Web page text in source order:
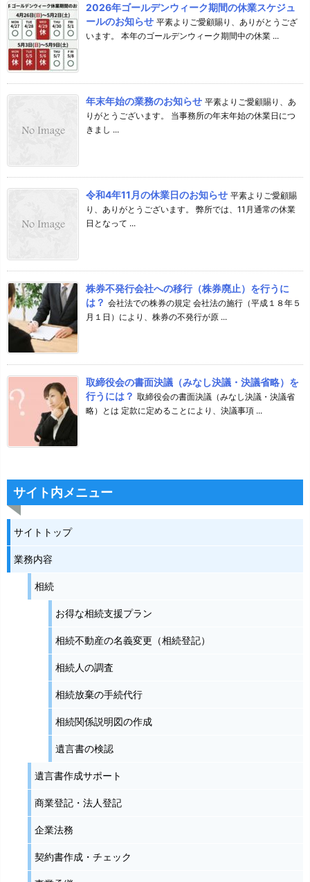
2026年ゴールデンウィーク期間の休業スケジュ
ールのお知らせ 平素よりご愛顧賜り、ありがとうござ
います。 本年のゴールデンウィーク期間中の休業 ...
年末年始の業務のお知らせ 平素よりご愛顧賜り、あ
りがとうございます。 当事務所の年末年始の休業日につ
きまし ...
令和4年11月の休業日のお知らせ 平素よりご愛顧賜
り、ありがとうございます。 弊所では、11月通常の休業
日となって ...
株券不発行会社への移行（株券廃止）を行うに
は？ 会社法での株券の規定 会社法の施行（平成１８年５
月１日）により、株券の不発行が原 ...
取締役会の書面決議（みなし決議・決議省略）を
行うには？ 取締役会の書面決議（みなし決議・決議省
略）とは 定款に定めることにより、決議事項 ...
サイト内メニュー
サイトトップ
業務内容
相続
お得な相続支援プラン
相続不動産の名義変更（相続登記）
相続人の調査
相続放棄の手続代行
相続関係説明図の作成
遺言書の検認
遺言書作成サポート
商業登記・法人登記
企業法務
契約書作成・チェック